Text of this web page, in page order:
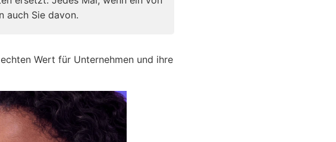
auch Sie davon.
Wert für Unternehmen und ihre